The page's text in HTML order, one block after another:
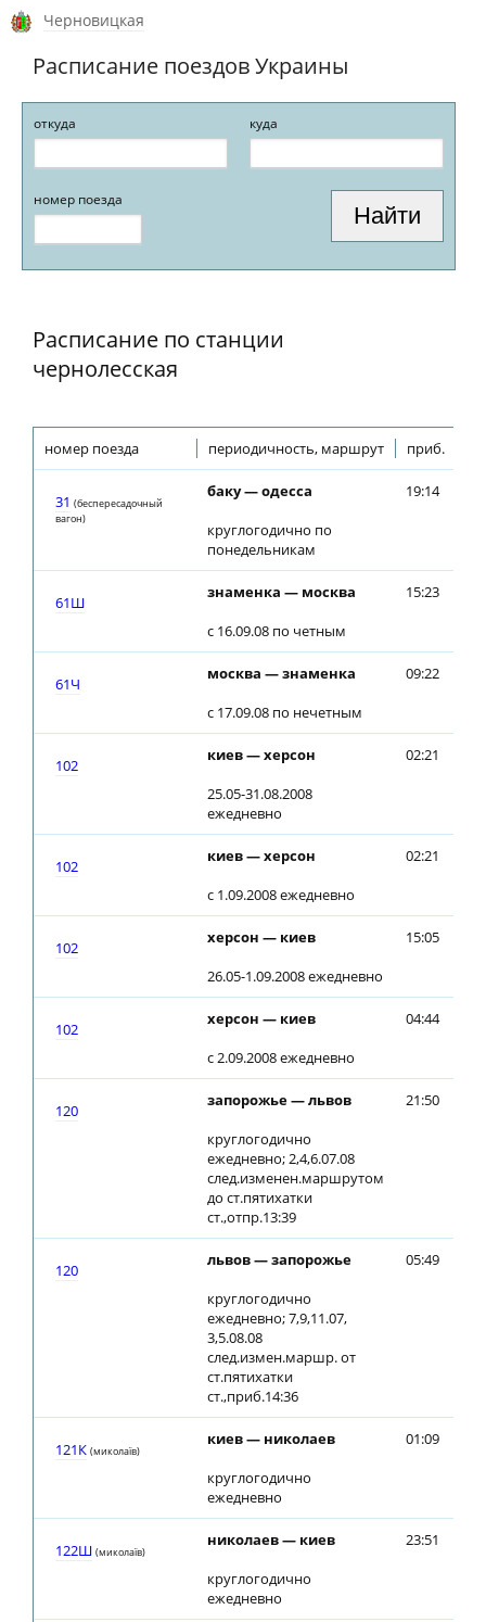
Черновицкая
Расписание поездов Украины
откуда куда
номер поезда
Расписание по станции
чернолесская
номер поезда периодичность, маршрут приб.
31 (беспересадочный
вагон)
баку — одесса
круглогодично по
понедельникам
19:14
61Ш
знаменка — москва
с 16.09.08 по четным
15:23
61Ч
москва — знаменка
с 17.09.08 по нечетным
09:22
102
киев — херсон
25.05-31.08.2008
ежедневно
02:21
102
киев — херсон
с 1.09.2008 ежедневно
02:21
102
херсон — киев
26.05-1.09.2008 ежедневно
15:05
102
херсон — киев
с 2.09.2008 ежедневно
04:44
120
запорожье — львов
круглогодично
ежедневно; 2,4,6.07.08
след.изменен.маршрутом
до ст.пятихатки
ст.,отпр.13:39
21:50
120
львов — запорожье
круглогодично
ежедневно; 7,9,11.07,
3,5.08.08
след.измен.маршр. от
ст.пятихатки
ст.,приб.14:36
05:49
121К (миколаїв)
киев — николаев
круглогодично
ежедневно
01:09
122Ш (миколаїв)
николаев — киев
круглогодично
ежедневно
23:51